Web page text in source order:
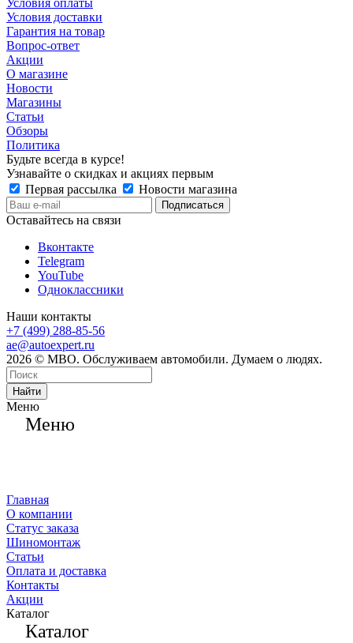
Условия оплаты
Условия доставки
Гарантия на товар
Вопрос-ответ
Акции
О магазине
Новости
Магазины
Статьи
Обзоры
Политика
Будьте всегда в курсе!
Узнавайте о скидках и акциях первым
Первая рассылка
Новости магазина
Оставайтесь на связи
Вконтакте
Telegram
YouTube
Одноклассники
Наши контакты
+7 (499) 288-85-56
ae@autoexpert.ru
2026 © МВО. Обслуживаем автомобили. Думаем о людях.
Найти
Меню
Меню
Главная
О компании
Статус заказа
Шиномонтаж
Статьи
Оплата и доставка
Контакты
Акции
Каталог
Каталог